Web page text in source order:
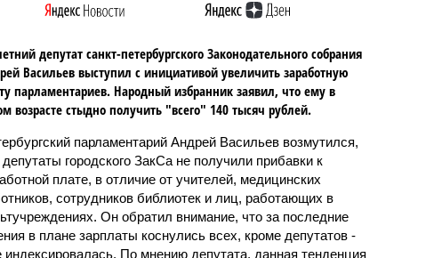
депутат санкт-петербургского Законодательного собрания
Васильев выступил с инициативой увеличить заработную
парламентариев. Народный избранник заявил, что ему в
возрасте стыдно получить "всего" 140 тысяч рублей.
парламентарий Андрей Васильев возмутился,
депутаты городского ЗакСа не получили прибавки к
плате, в отличие от учителей, медицинских
сотрудников библиотек и лиц, работающих в
Он обратил внимание, что за последние
в плане зарплаты коснулись всех, кроме депутатов -
индексировалась. По мнению депутата, данная тенденция